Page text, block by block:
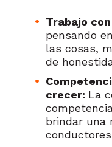
Trabajo
pensando
las cosas,
de
crecer: La
brindar una